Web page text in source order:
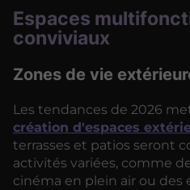
Espaces
conviviaux
Zones de vie
Les tendances de 2026
création d'espaces
terrasses et patios seront
activités variées, comme
cinéma en plein air ou des